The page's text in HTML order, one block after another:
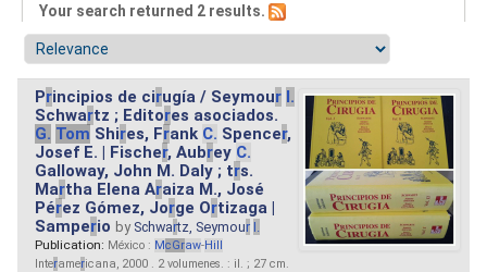
Your search returned 2 results.
Principios de cirugía / Seymour I.
Schwartz ; Editores asociados.
G. Tom Shires, Frank C. Spencer,
Josef E. | Fischer, Aubrey C.
Galloway, John M. Daly ; trs.
Martha Elena Araiza M., José
Pérez Gómez, Jorge Ortizaga |
Samperio by Schwartz, Seymour I.
Publication: México : McGraw-Hill
Interamericana, 2000 . 2 volumenes. : il. ; 27 cm.